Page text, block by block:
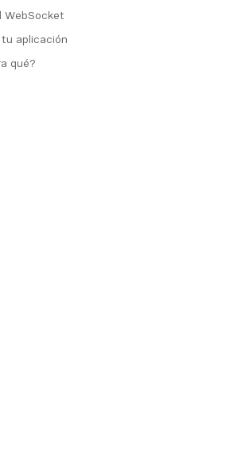
WebSocket
tu aplicación
qué?